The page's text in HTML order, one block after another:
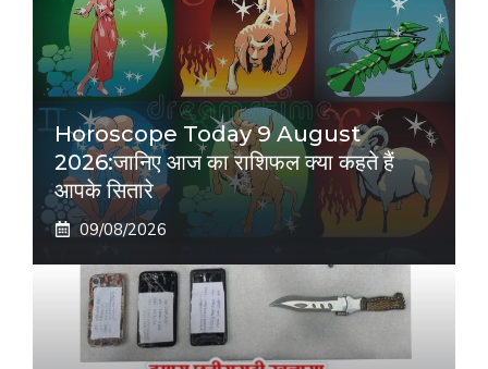
Horoscope Today 9 August
2026:जानिए आज का राशिफल क्या कहते हैं
आपके सितारे
09/08/2026